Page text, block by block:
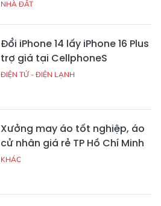
NHÀ ĐẤT
Đổi iPhone 14 lấy iPhone 16 Plus
trợ giá tại CellphoneS
ĐIỆN TỬ - ĐIỆN LẠNH
Xưởng may áo tốt nghiệp, áo
cử nhân giá rẻ TP Hồ Chí Minh
KHÁC